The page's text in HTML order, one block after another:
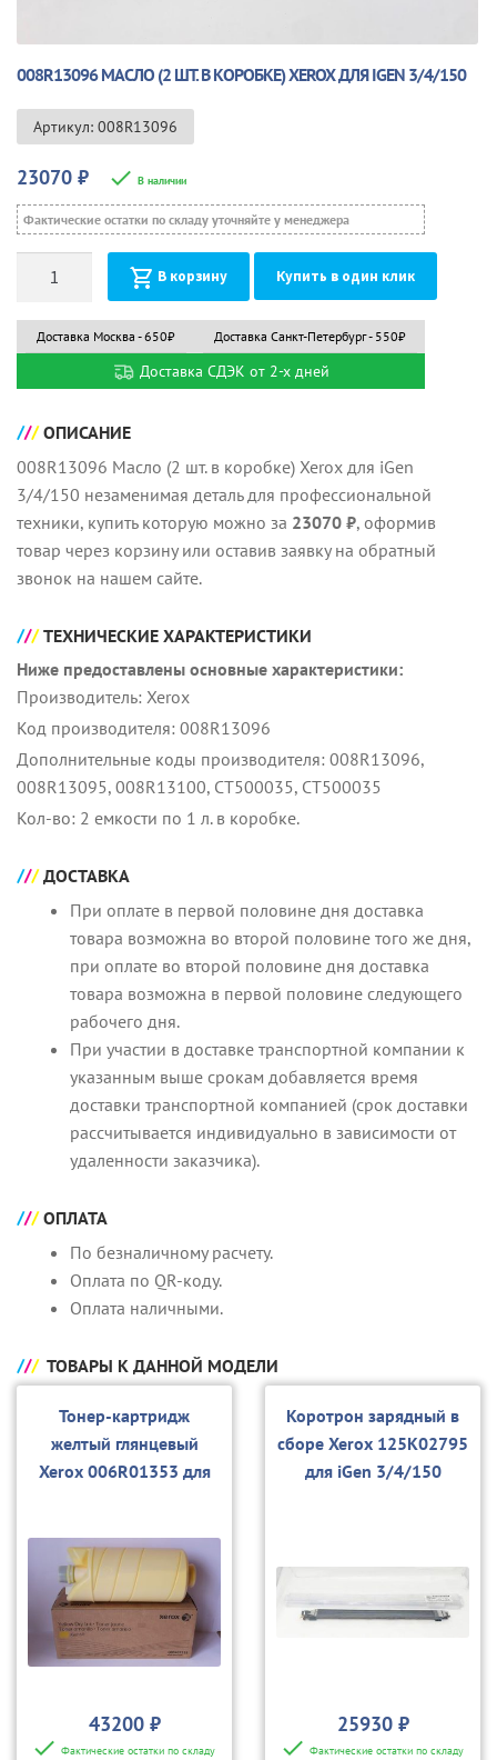
008R13096 МАСЛО (2 ШТ. В КОРОБКЕ) XEROX ДЛЯ IGEN 3/4/150
Артикул: 008R13096
23070 ₽ В наличии
Фактические остатки по складу уточняйте у менеджера
В корзину Купить в один клик
Доставка Москва - 650₽ Доставка Санкт-Петербург - 550₽
Доставка СДЭК от 2-х дней
ОПИСАНИЕ
008R13096 Масло (2 шт. в коробке) Xerox для iGen
3/4/150 незаменимая деталь для профессиональной
техники, купить которую можно за 23070 ₽, оформив
товар через корзину или оставив заявку на обратный
звонок на нашем сайте.
ТЕХНИЧЕСКИЕ ХАРАКТЕРИСТИКИ
Ниже предоставлены основные характеристики:
Производитель: Xerox
Код производителя: 008R13096
Дополнительные коды производителя: 008R13096,
008R13095, 008R13100, CT500035, СТ500035
Кол-во: 2 емкости по 1 л. в коробке.
ДОСТАВКА
При оплате в первой половине дня доставка
товара возможна во второй половине того же дня,
при оплате во второй половине дня доставка
товара возможна в первой половине следующего
рабочего дня.
При участии в доставке транспортной компании к
указанным выше срокам добавляется время
доставки транспортной компанией (срок доставки
рассчитывается индивидуально в зависимости от
удаленности заказчика).
ОПЛАТА
По безналичному расчету.
Оплата по QR-коду.
Оплата наличными.
ТОВАРЫ К ДАННОЙ МОДЕЛИ
Тонер-картридж
желтый глянцевый
Xerox 006R01353 для
43200 ₽
Фактические остатки по складу
Коротрон зарядный в
сборе Xerox 125K02795
для iGen 3/4/150
25930 ₽
Фактические остатки по складу